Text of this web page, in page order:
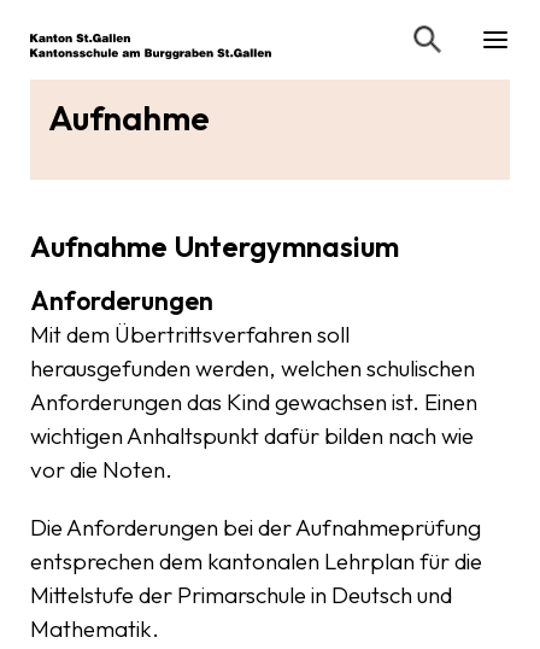
Aufnahme
Aufnahme Untergymnasium
Anforderungen
Mit dem Übertrittsverfahren soll
herausgefunden werden, welchen schulischen
Anforderungen das Kind gewachsen ist. Einen
wichtigen Anhaltspunkt dafür bilden nach wie
vor die Noten.
Die Anforderungen bei der Aufnahmeprüfung
entsprechen dem kantonalen Lehrplan für die
Mittelstufe der Primarschule in Deutsch und
Mathematik.